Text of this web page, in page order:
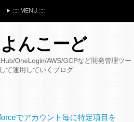
:::: MENU ::::
んこーど
OneLogin/AWS/GCPなど開発管理ツー
て運用していくブログ
でアカウント毎に特定項目を